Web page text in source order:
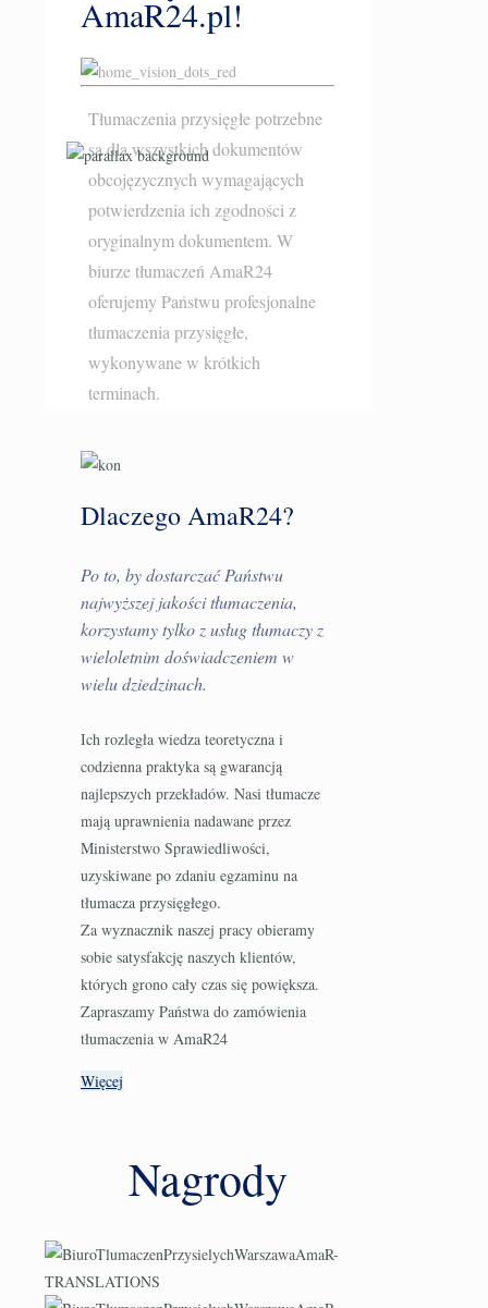
AmaR24.pl!
Tłumaczenia przysięgłe potrzebne
są dla wszystkich dokumentów
obcojęzycznych wymagających
potwierdzenia ich zgodności z
oryginalnym dokumentem. W
biurze tłumaczeń AmaR24
oferujemy Państwu profesjonalne
tłumaczenia przysięgłe,
wykonywane w krótkich
terminach.
Dlaczego AmaR24?
Po to, by dostarczać Państwu
najwyższej jakości tłumaczenia,
korzystamy tylko z usług tłumaczy z
wieloletnim doświadczeniem w
wielu dziedzinach.
Ich rozległa wiedza teoretyczna i
codzienna praktyka są gwarancją
najlepszych przekładów. Nasi tłumacze
mają uprawnienia nadawane przez
Ministerstwo Sprawiedliwości,
uzyskiwane po zdaniu egzaminu na
tłumacza przysięgłego.
Za wyznacznik naszej pracy obieramy
sobie satysfakcję naszych klientów,
których grono cały czas się powiększa.
Zapraszamy Państwa do zamówienia
tłumaczenia w AmaR24
Więcej
Nagrody